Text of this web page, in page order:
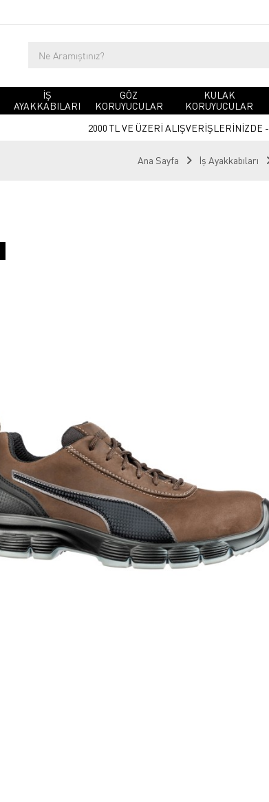
İŞ
AYAKKABILARI
GÖZ
KORUYUCULAR
KULAK
KORUYUCULAR
2000 TL VE ÜZERİ ALIŞVERİŞLERİNİZDE -
Ana Sayfa İş Ayakkabıları